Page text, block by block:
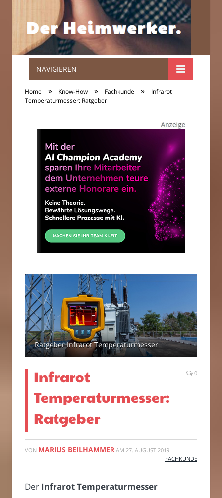
Der
Heimwerker.
NAVIGIEREN
Home » Know-How » Fachkunde »
Infrarot
Temperaturmesser: Ratgeber
Ratgeber Infrarot Temperaturmesser
Infrarot
Temperaturmesser:
Ratgeber
0
VON MARIUS BEILHAMMER AM 27. AUGUST 2019
FACHKUNDE
Der Infrarot Temperaturmesser